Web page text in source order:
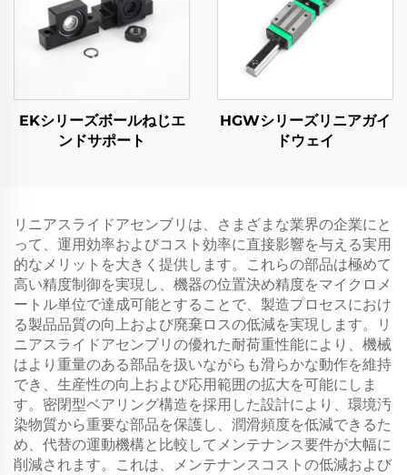
EKシリーズボールねじエ
ンドサポート
HGWシリーズリニアガイ
ドウェイ
リニアスライドアセンブリは、さまざまな業界の企業にと
って、運用効率およびコスト効率に直接影響を与える実用
的なメリットを大きく提供します。これらの部品は極めて
高い精度制御を実現し、機器の位置決め精度をマイクロメ
ートル単位で達成可能とすることで、製造プロセスにおけ
る製品品質の向上および廃棄ロスの低減を実現します。リ
ニアスライドアセンブリの優れた耐荷重性能により、機械
はより重量のある部品を扱いながらも滑らかな動作を維持
でき、生産性の向上および応用範囲の拡大を可能にしま
す。密閉型ベアリング構造を採用した設計により、環境汚
染物質から重要な部品を保護し、潤滑頻度を低減できるた
め、代替の運動機構と比較してメンテナンス要件が大幅に
削減されます。これは、メンテナンスコストの低減および